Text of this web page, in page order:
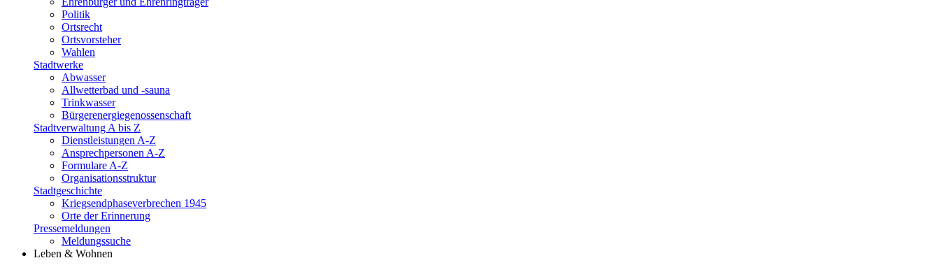
Politik
Ortsrecht
Ortsvorsteher
Wahlen
Stadtwerke
Abwasser
Allwetterbad und -sauna
Trinkwasser
Bürgerenergiegenossenschaft
Stadtverwaltung A bis Z
Dienstleistungen A-Z
Ansprechpersonen A-Z
Formulare A-Z
Organisationsstruktur
Stadtgeschichte
Kriegsendphaseverbrechen 1945
Orte der Erinnerung
Pressemeldungen
Meldungssuche
Leben & Wohnen